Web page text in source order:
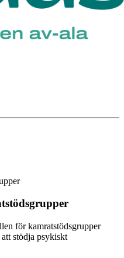
för kamratstödsgrupper
stödja psykiskt